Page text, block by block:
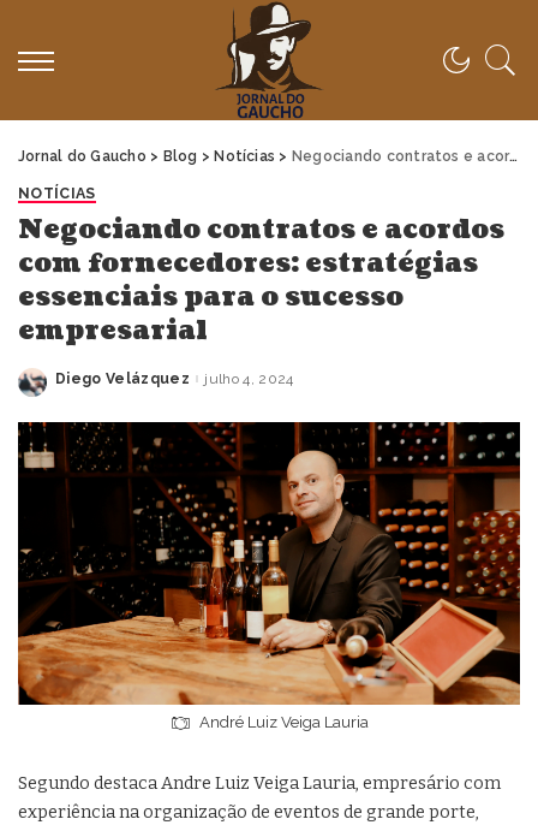
Jornal do Gaucho > Blog > Notícias > Negociando contratos e acordos com fornecedores: estratégias essenciais para o sucesso empresarial
NOTÍCIAS
Negociando contratos e acordos
com fornecedores: estratégias
essenciais para o sucesso
empresarial
Posted
Diego Velázquez julho 4, 2024
André Luiz Veiga Lauria
Segundo destaca Andre Luiz Veiga Lauria, empresário com
experiência na organização de eventos de grande porte,